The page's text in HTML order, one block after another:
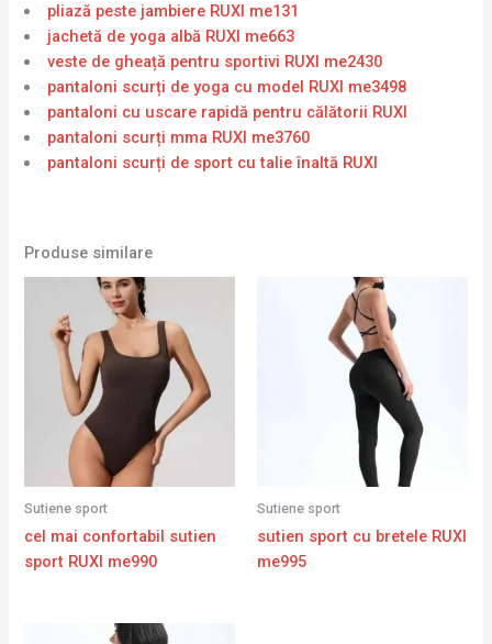
pliază peste jambiere RUXI me131
jachetă de yoga albă RUXI me663
veste de gheață pentru sportivi RUXI me2430
pantaloni scurți de yoga cu model RUXI me3498
pantaloni cu uscare rapidă pentru călătorii RUXI
pantaloni scurți mma RUXI me3760
pantaloni scurți de sport cu talie înaltă RUXI
Produse similare
Sutiene sport
cel mai confortabil sutien
sport RUXI me990
Sutiene sport
sutien sport cu bretele RUXI
me995